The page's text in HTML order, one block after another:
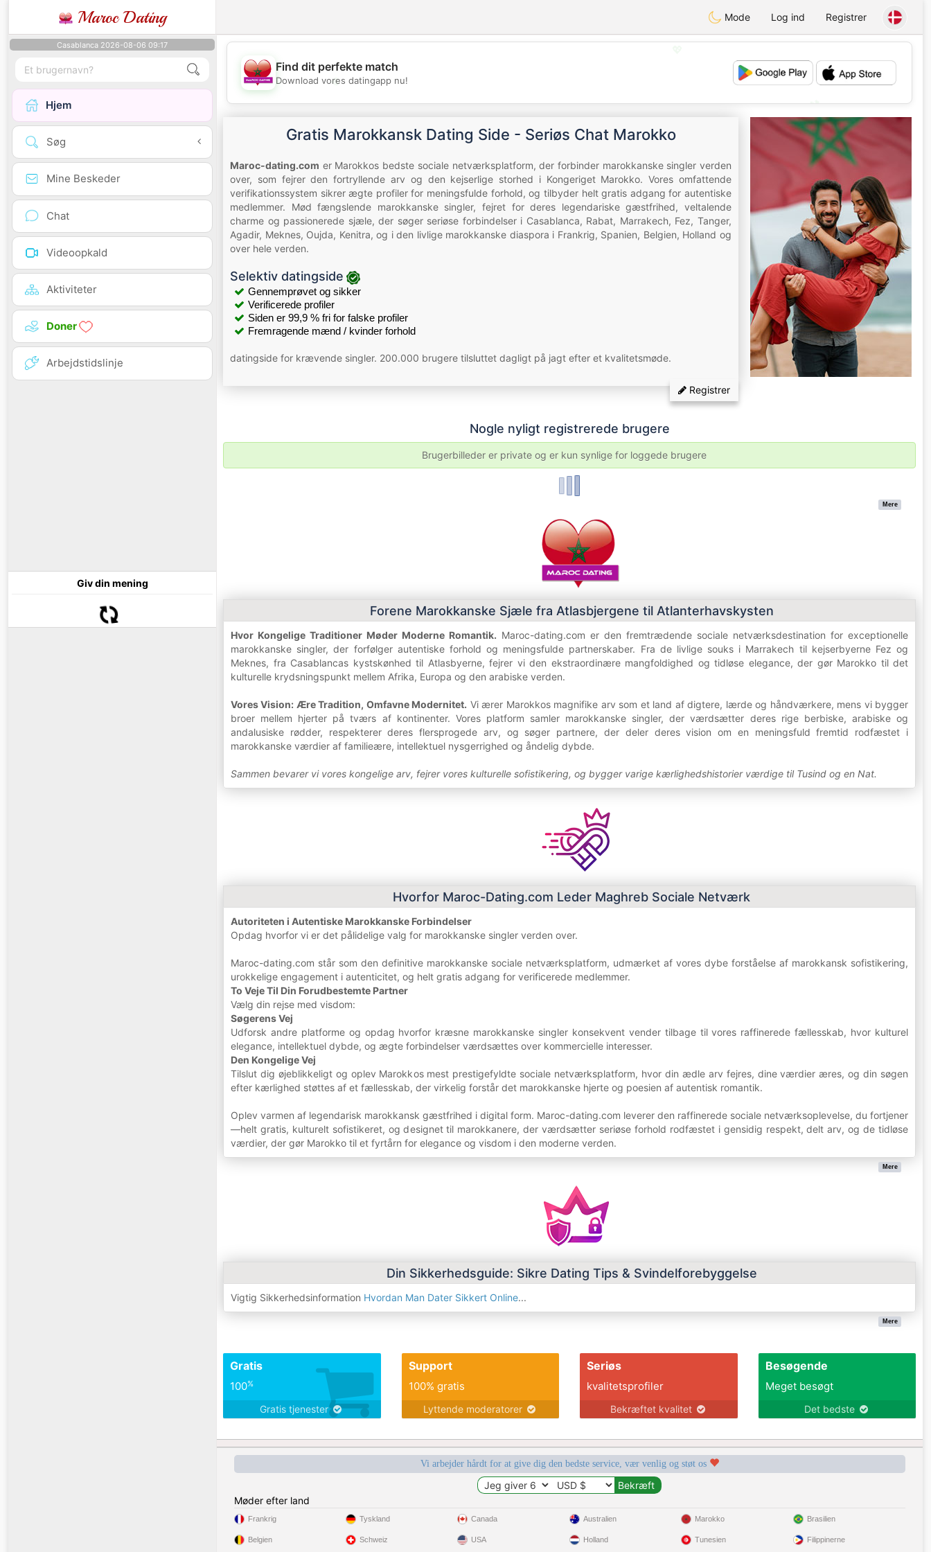
Maroc Dating Mode Log ind Registrer
Casablanca 2026-08-06 09:17
Hjem
Søg
Mine Beskeder
Chat
Videoopkald
Aktiviteter
Doner
Arbejdstidslinje
Giv din mening
💖
💕
Find dit perfekte match
Download vores datingapp nu!
Gratis Marokkansk Dating Side - Seriøs Chat Marokko
Maroc-dating.com er Marokkos bedste sociale netværksplatform, der forbinder marokkanske singler verden
over, som fejrer den fortryllende arv og den kejserlige storhed i Kongeriget Marokko. Vores omfattende
verifikationssystem sikrer ægte profiler for meningsfulde forhold, og tilbyder helt gratis adgang for autentiske
medlemmer. Mød fængslende marokkanske singler, fejret for deres legendariske gæstfrihed, veltalende
charme og passionerede sjæle, der søger seriøse forbindelser i Casablanca, Rabat, Marrakech, Fez, Tanger,
Agadir, Meknes, Oujda, Kenitra, og i den livlige marokkanske diaspora i Frankrig, Spanien, Belgien, Holland og
over hele verden.
Selektiv datingside
Gennemprøvet og sikker
Verificerede profiler
Siden er 99,9 % fri for falske profiler
Fremragende mænd / kvinder forhold
datingside for krævende singler. 200.000 brugere tilsluttet dagligt på jagt efter et kvalitetsmøde.
Registrer
Nogle nyligt registrerede brugere
Brugerbilleder er private og er kun synlige for loggede brugere
Mere
Forene Marokkanske Sjæle fra Atlasbjergene til Atlanterhavskysten
Hvor Kongelige Traditioner Møder Moderne Romantik. Maroc-dating.com er den fremtrædende sociale netværksdestination for exceptionelle
marokkanske singler, der forfølger autentiske forhold og meningsfulde partnerskaber. Fra de livlige souks i Marrakech til kejserbyerne Fez og
Meknes, fra Casablancas kystskønhed til Atlasbyerne, fejrer vi den ekstraordinære mangfoldighed og tidløse elegance, der gør Marokko til det
kulturelle krydsningspunkt mellem Afrika, Europa og den arabiske verden.
Vores Vision: Ære Tradition, Omfavne Modernitet. Vi ærer Marokkos magnifike arv som et land af digtere, lærde og håndværkere, mens vi bygger
broer mellem hjerter på tværs af kontinenter. Vores platform samler marokkanske singler, der værdsætter deres rige berbiske, arabiske og
andalusiske rødder, respekterer deres flersprogede arv, og søger partnere, der deler deres vision om en meningsfuld fremtid rodfæstet i
marokkanske værdier af familieære, intellektuel nysgerrighed og åndelig dybde.
Sammen bevarer vi vores kongelige arv, fejrer vores kulturelle sofistikering, og bygger varige kærlighedshistorier værdige til Tusind og en Nat.
Hvorfor Maroc-Dating.com Leder Maghreb Sociale Netværk
Autoriteten i Autentiske Marokkanske Forbindelser
Opdag hvorfor vi er det pålidelige valg for marokkanske singler verden over.
Maroc-dating.com står som den definitive marokkanske sociale netværksplatform, udmærket af vores dybe forståelse af marokkansk sofistikering,
urokkelige engagement i autenticitet, og helt gratis adgang for verificerede medlemmer.
To Veje Til Din Forudbestemte Partner
Vælg din rejse med visdom:
Søgerens Vej
Udforsk andre platforme og opdag hvorfor kræsne marokkanske singler konsekvent vender tilbage til vores raffinerede fællesskab, hvor kulturel
elegance, intellektuel dybde, og ægte forbindelser værdsættes over kommercielle interesser.
Den Kongelige Vej
Tilslut dig øjeblikkeligt og oplev Marokkos mest prestigefyldte sociale netværksplatform, hvor din ædle arv fejres, dine værdier æres, og din søgen
efter kærlighed støttes af et fællesskab, der virkelig forstår det marokkanske hjerte og poesien af autentisk romantik.
Oplev varmen af legendarisk marokkansk gæstfrihed i digital form. Maroc-dating.com leverer den raffinerede sociale netværksoplevelse, du fortjener
—helt gratis, kulturelt sofistikeret, og designet til marokkanere, der værdsætter seriøse forhold rodfæstet i gensidig respekt, delt arv, og de tidløse
værdier, der gør Marokko til et fyrtårn for elegance og visdom i den moderne verden.
Mere
Din Sikkerhedsguide: Sikre Dating Tips & Svindelforebyggelse
Vigtig Sikkerhedsinformation Hvordan Man Dater Sikkert Online...
Mere
Gratis
100%
Gratis tjenester
Support
100% gratis
Lyttende moderatorer
Seriøs
kvalitetsprofiler
Bekræftet kvalitet
Besøgende
Meget besøgt
Det bedste
Vi arbejder hårdt for at give dig den bedste service, vær venlig og støt os
Møder efter land
Frankrig
Belgien
Tyskland
Schweiz
Canada
USA
Australien
Holland
Marokko
Tunesien
Brasilien
Filippinerne